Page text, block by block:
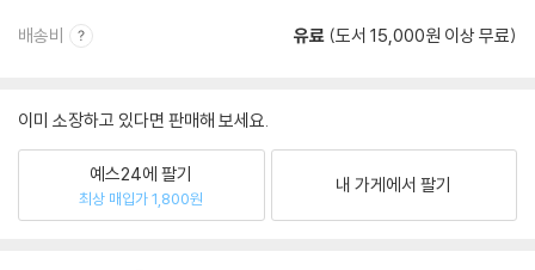
배송비 유료 (도서 15,000원 이상 무료)
이미 소장하고 있다면 판매해 보세요.
예스24에 팔기
최상 매입가 1,800원
내 가게에서 팔기